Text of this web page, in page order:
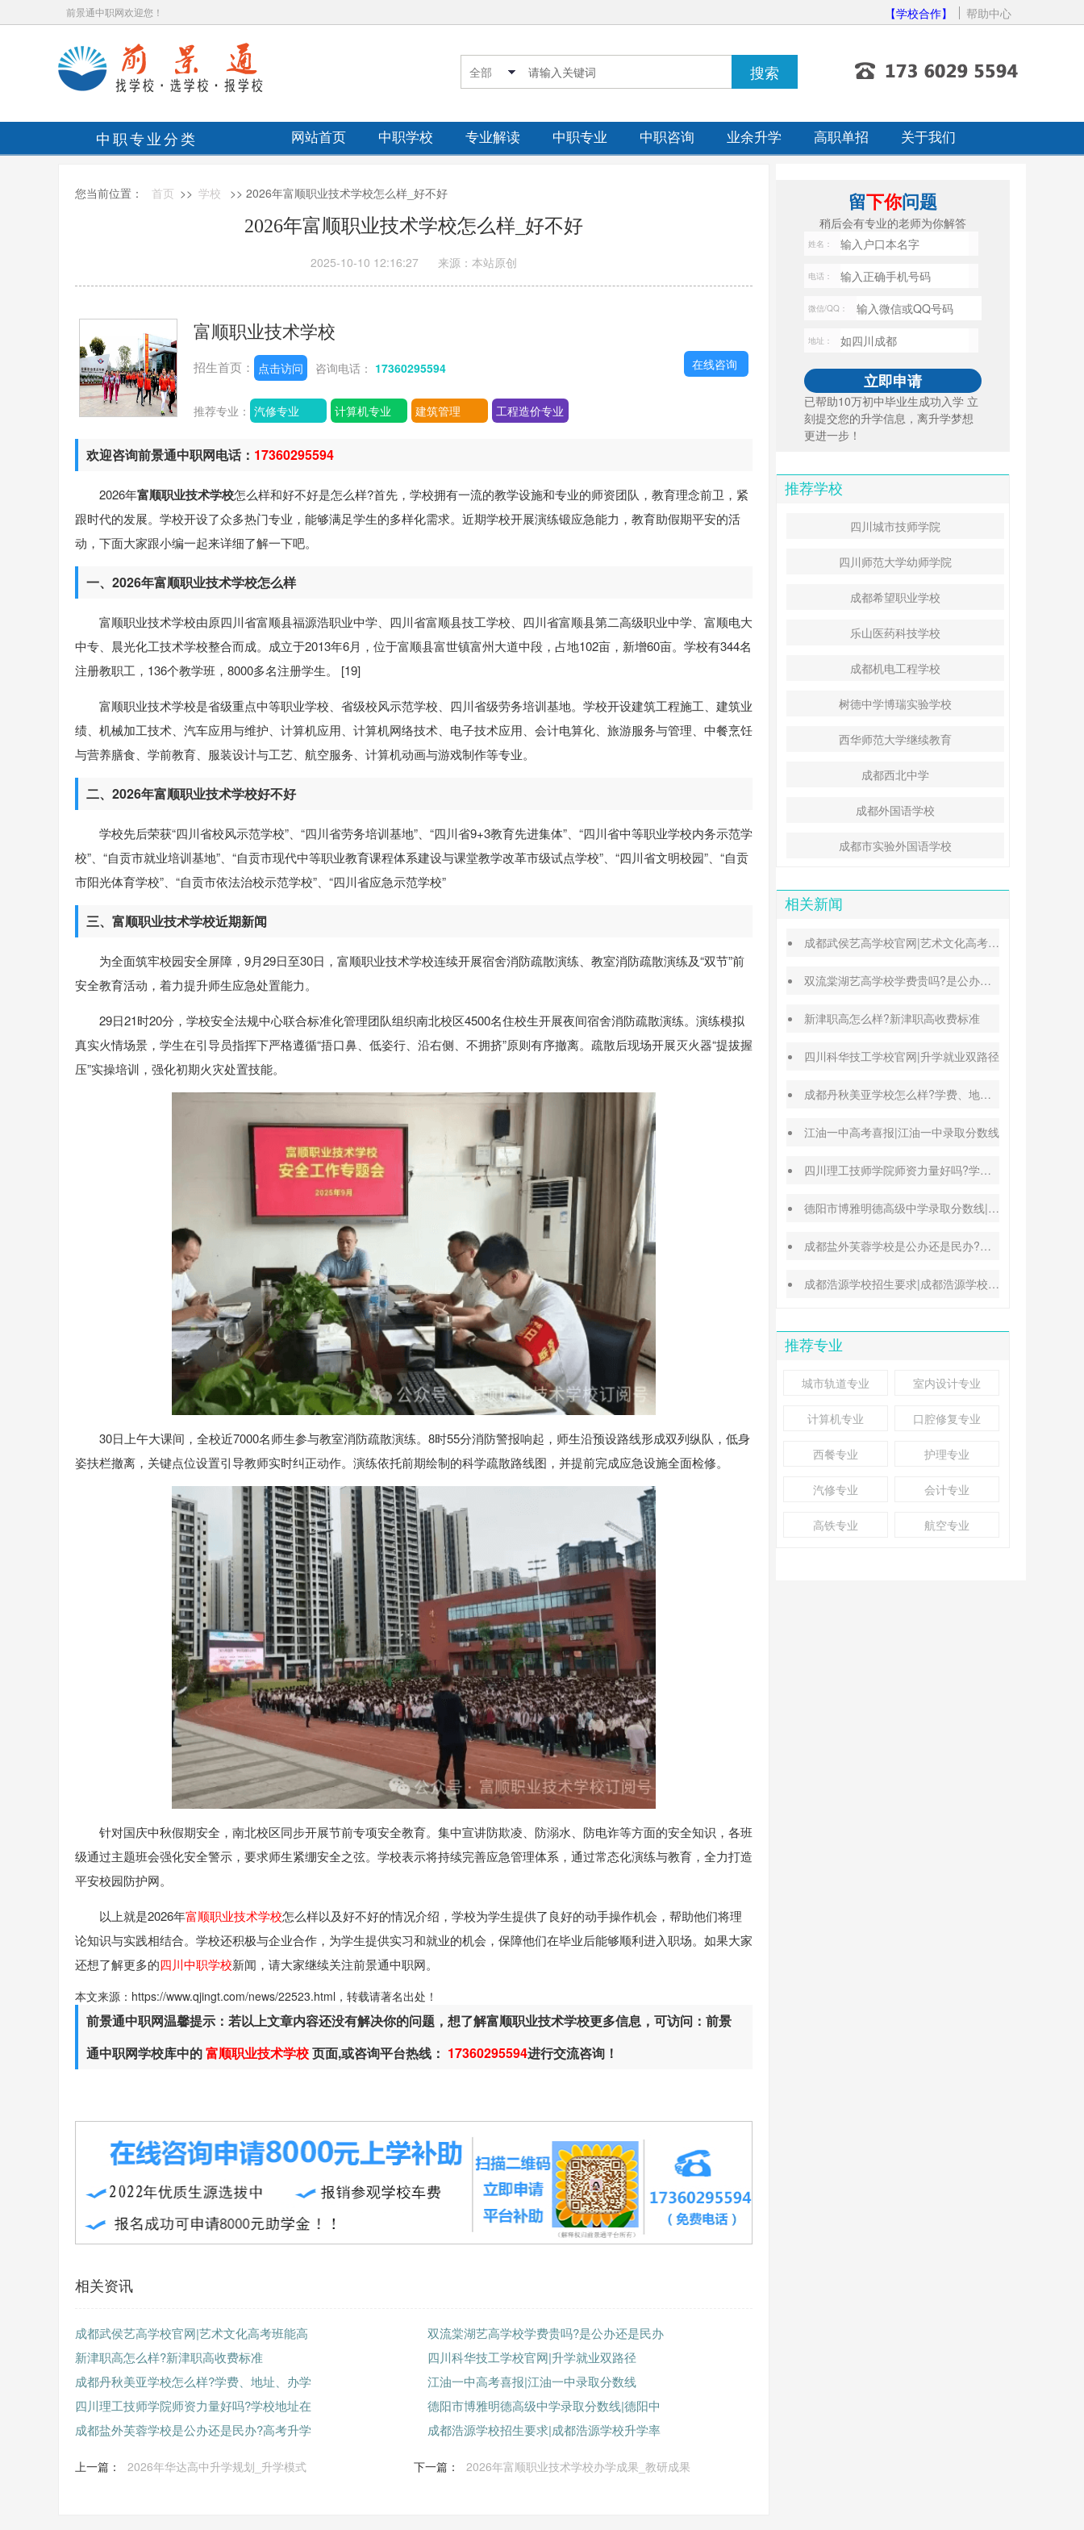
前景通中职网欢迎您！ 【学校合作】 帮助中心
中职专业分类 网站首页 中职学校 专业解读 中职专业 中职咨询 业余升学 高职单招 关于我们
您当前位置： 首页 >> 学校 >> 2026年富顺职业技术学校怎么样_好不好
2026年富顺职业技术学校怎么样_好不好
2025-10-10 12:16:27 来源：本站原创
富顺职业技术学校
招生首页： 点击访问 咨询电话： 17360295594
推荐专业： 汽修专业 计算机专业 建筑管理 工程造价专业
在线咨询
欢迎咨询前景通中职网电话： 17360295594
2026年富顺职业技术学校怎么样和好不好是怎么样?首先，学校拥有一流的教学设施和专业的师资团队，教育理念前卫，紧
跟时代的发展。学校开设了众多热门专业，能够满足学生的多样化需求。近期学校开展演练锻应急能力，教育助假期平安的活
动，下面大家跟小编一起来详细了解一下吧。
一、2026年富顺职业技术学校怎么样
富顺职业技术学校由原四川省富顺县福源浩职业中学、四川省富顺县技工学校、四川省富顺县第二高级职业中学、富顺电大
中专、晨光化工技术学校整合而成。成立于2013年6月，位于富顺县富世镇富州大道中段，占地102亩，新增60亩。学校有344名
注册教职工，136个教学班，8000多名注册学生。 [19]
富顺职业技术学校是省级重点中等职业学校、省级校风示范学校、四川省级劳务培训基地。学校开设建筑工程施工、建筑业
绩、机械加工技术、汽车应用与维护、计算机应用、计算机网络技术、电子技术应用、会计电算化、旅游服务与管理、中餐烹饪
与营养膳食、学前教育、服装设计与工艺、航空服务、计算机动画与游戏制作等专业。
二、2026年富顺职业技术学校好不好
学校先后荣获“四川省校风示范学校”、“四川省劳务培训基地”、“四川省9+3教育先进集体”、“四川省中等职业学校内务示范学
校”、“自贡市就业培训基地”、“自贡市现代中等职业教育课程体系建设与课堂教学改革市级试点学校”、“四川省文明校园”、“自贡
市阳光体育学校”、“自贡市依法治校示范学校”、“四川省应急示范学校”
三、富顺职业技术学校近期新闻
为全面筑牢校园安全屏障，9月29日至30日，富顺职业技术学校连续开展宿舍消防疏散演练、教室消防疏散演练及“双节”前
安全教育活动，着力提升师生应急处置能力。
29日21时20分，学校安全法规中心联合标准化管理团队组织南北校区4500名住校生开展夜间宿舍消防疏散演练。演练模拟
真实火情场景，学生在引导员指挥下严格遵循“捂口鼻、低姿行、沿右侧、不拥挤”原则有序撤离。疏散后现场开展灭火器“提拔握
压”实操培训，强化初期火灾处置技能。
30日上午大课间，全校近7000名师生参与教室消防疏散演练。8时55分消防警报响起，师生沿预设路线形成双列纵队，低身
姿扶栏撤离，关键点位设置引导教师实时纠正动作。演练依托前期绘制的科学疏散路线图，并提前完成应急设施全面检修。
针对国庆中秋假期安全，南北校区同步开展节前专项安全教育。集中宣讲防欺凌、防溺水、防电诈等方面的安全知识，各班
级通过主题班会强化安全警示，要求师生紧绷安全之弦。学校表示将持续完善应急管理体系，通过常态化演练与教育，全力打造
平安校园防护网。
以上就是2026年富顺职业技术学校怎么样以及好不好的情况介绍，学校为学生提供了良好的动手操作机会，帮助他们将理
论知识与实践相结合。学校还积极与企业合作，为学生提供实习和就业的机会，保障他们在毕业后能够顺利进入职场。如果大家
还想了解更多的四川中职学校新闻，请大家继续关注前景通中职网。
本文来源：https://www.qjingt.com/news/22523.html，转载请著名出处！
前景通中职网温馨提示：若以上文章内容还没有解决你的问题，想了解富顺职业技术学校更多信息，可访问：前景
通中职网学校库中的富顺职业技术学校页面,或咨询平台热线： 17360295594进行交流咨询！
相关资讯
成都武侯艺高学校官网|艺术文化高考班能高
双流棠湖艺高学校学费贵吗?是公办还是民办
新津职高怎么样?新津职高收费标准
四川科华技工学校官网|升学就业双路径
成都丹秋美亚学校怎么样?学费、地址、办学
江油一中高考喜报|江油一中录取分数线
四川理工技师学院师资力量好吗?学校地址在
德阳市博雅明德高级中学录取分数线|德阳中
成都盐外芙蓉学校是公办还是民办?高考升学
成都浩源学校招生要求|成都浩源学校升学率
上一篇： 2026年华达高中升学规划_升学模式 下一篇： 2026年富顺职业技术学校办学成果_教研成果
留下你问题
稍后会有专业的老师为你解答
姓名：
电话：
微信/QQ：
地址：
已帮助10万初中毕业生成功入学 立
刻提交您的升学信息，离升学梦想
更进一步！
推荐学校
四川城市技师学院
四川师范大学幼师学院
成都希望职业学校
乐山医药科技学校
成都机电工程学校
树德中学博瑞实验学校
西华师范大学继续教育
成都西北中学
成都外国语学校
成都市实验外国语学校
相关新闻
成都武侯艺高学校官网|艺术文化高考班能高考吗
双流棠湖艺高学校学费贵吗?是公办还是民办
新津职高怎么样?新津职高收费标准
四川科华技工学校官网|升学就业双路径
成都丹秋美亚学校怎么样?学费、地址、办学特色汇总
江油一中高考喜报|江油一中录取分数线
四川理工技师学院师资力量好吗?学校地址在哪里
德阳市博雅明德高级中学录取分数线|德阳中考普高参考
成都盐外芙蓉学校是公办还是民办?高考升学率高吗?
成都浩源学校招生要求|成都浩源学校升学率高吗?
推荐专业
城市轨道专业 室内设计专业
计算机专业 口腔修复专业
西餐专业 护理专业
汽修专业 会计专业
高铁专业 航空专业